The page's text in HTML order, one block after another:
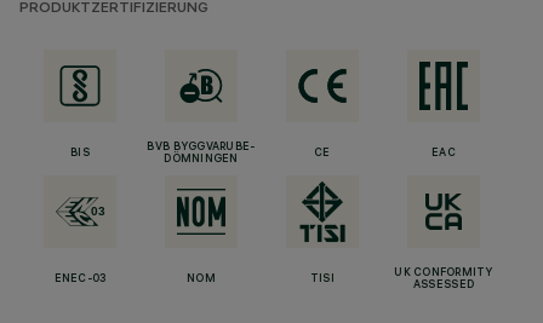
PRODUKTZERTIFIZIERUNG
BIS
BVB BYGGVARUBE-
DÖMNINGEN
CE EAC
ENEC-03 NOM TISI
UK CONFORMITY
ASSESSED